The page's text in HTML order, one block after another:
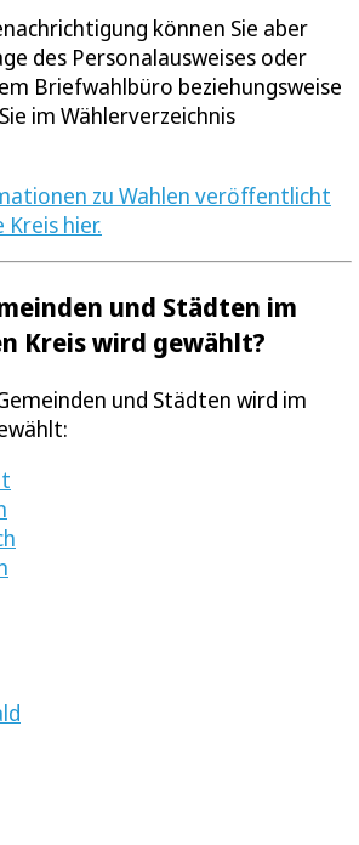
können Sie aber
des Personalausweises oder
Briefwahlbüro beziehungsweise
im Wählerverzeichnis
zu Wahlen veröffentlicht
hier.
und Städten im
Kreis wird gewählt?
und Städten wird im